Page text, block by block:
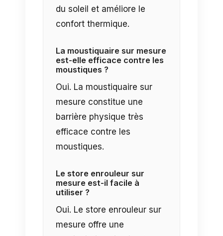
du soleil et améliore le
confort thermique.
La moustiquaire sur mesure
est-elle efficace contre les
moustiques ?
Oui. La moustiquaire sur
mesure constitue une
barrière physique très
efficace contre les
moustiques.
Le store enrouleur sur
mesure est-il facile à
utiliser ?
Oui. Le store enrouleur sur
mesure offre une